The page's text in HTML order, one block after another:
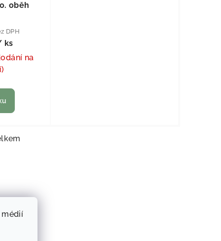
médií
oběh
DPH
ks
na
prvky výpisu